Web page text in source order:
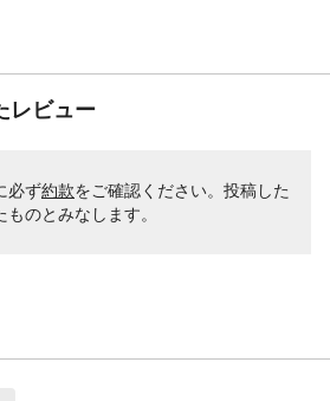
レビュー
必ず約款をご確認ください。投稿した
のとみなします。